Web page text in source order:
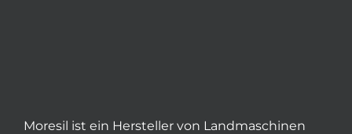
Moresil ist ein Hersteller von Landmaschinen